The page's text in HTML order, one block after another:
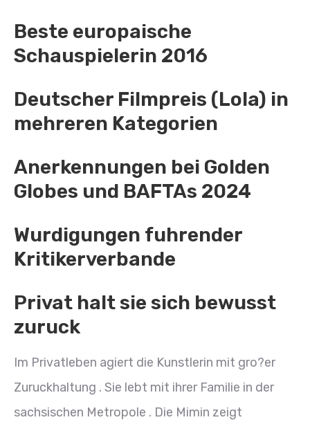
Beste europaische
Schauspielerin 2016
Deutscher Filmpreis (Lola) in
mehreren Kategorien
Anerkennungen bei Golden
Globes und BAFTAs 2024
Wurdigungen fuhrender
Kritikerverbande
Privat halt sie sich bewusst
zuruck
Im Privatleben agiert die Kunstlerin mit gro?er
Zuruckhaltung . Sie lebt mit ihrer Familie in der
sachsischen Metropole . Die Mimin zeigt